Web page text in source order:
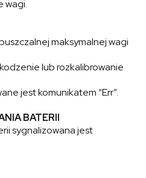
wagi.
maksymalnej wagi
lub rozkalibrowanie
jest komunikatem “Err”.
BATERII
sygnalizowana jest